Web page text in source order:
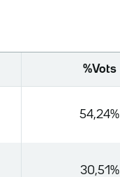
%Vots
54,24%
30,51%